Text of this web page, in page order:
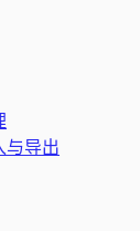
与导出